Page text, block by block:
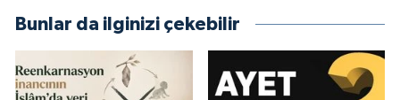
Bunlar da ilginizi çekebilir
Ordu Müftülüğü